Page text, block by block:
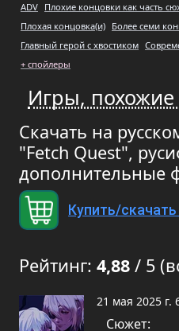
ADV Плохие концовки как часть
Плохая концовка(и) Более семи
Главный герой с хвостиком
+ спойлеры
Игры, похожие
Скачать на
"Fetch Quest",
дополнительные
Купить/
Рейтинг: 4,88 / 5
21 мая 2025 г.
Сюжет: